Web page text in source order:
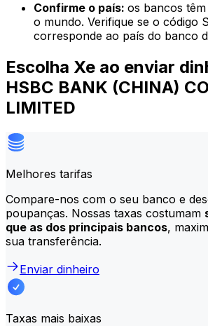
Confirme o país: os bancos
o mundo. Verifique se o código
corresponde ao país do banco
Escolha Xe ao enviar
HSBC BANK (CHINA)
LIMITED
Melhores tarifas
Compare-nos com o seu banco e
poupanças. Nossas taxas costumam
que as dos principais bancos,
sua transferência.
Enviar dinheiro
Taxas mais baixas